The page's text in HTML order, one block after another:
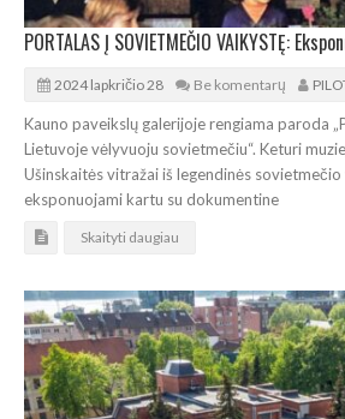
2024 lapkričio 28 Be komentarų
Kauno paveikslų galerijoje rengiama paroda
Lietuvoje vėlyvuoju sovietmečiu“. Keturi
Ušinskaitės vitražai iš legendinės
eksponuojami kartu su dokumentine
Skaityti daugiau